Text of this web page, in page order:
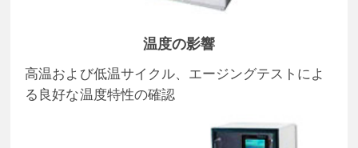
温度の影響
高温および低温サイクル、エージングテストによ
る良好な温度特性の確認